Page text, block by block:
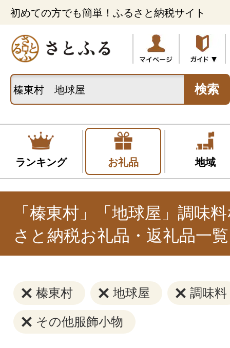
初めての方でも簡単！ふるさと納税サイト
検索
ランキング お礼品 地域
「榛東村」「地球屋」調味
さと納税お礼品・返礼品一覧
榛東村 地球屋 調味料
その他服飾小物